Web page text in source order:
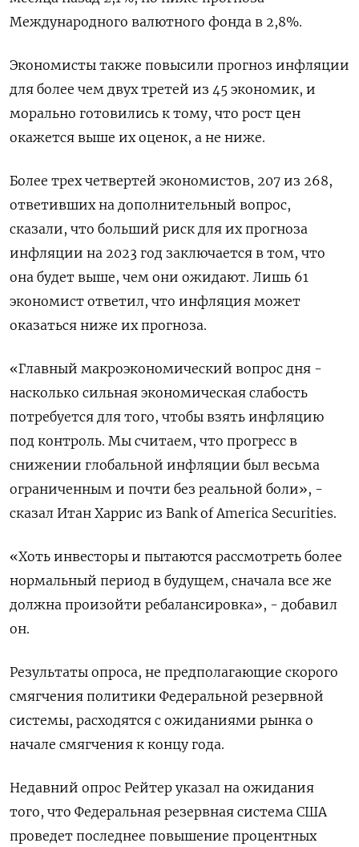
Международного валютного фонда в 2,8%.
Экономисты также повысили прогноз инфляции
для более чем двух третей из 45 экономик, и
морально готовились к тому, что рост цен
окажется выше их оценок, а не ниже.
Более трех четвертей экономистов, 207 из 268,
ответивших на дополнительный вопрос,
сказали, что больший риск для их прогноза
инфляции на 2023 год заключается в том, что
она будет выше, чем они ожидают. Лишь 61
экономист ответил, что инфляция может
оказаться ниже их прогноза.
«Главный макроэкономический вопрос дня -
насколько сильная экономическая слабость
потребуется для того, чтобы взять инфляцию
под контроль. Мы считаем, что прогресс в
снижении глобальной инфляции был весьма
ограниченным и почти без реальной боли», -
сказал Итан Харрис из Bank of America Securities.
«Хоть инвесторы и пытаются рассмотреть более
нормальный период в будущем, сначала все же
должна произойти ребалансировка», - добавил
он.
Результаты опроса, не предполагающие скорого
смягчения политики Федеральной резервной
системы, расходятся с ожиданиями рынка о
начале смягчения к концу года.
Недавний опрос Рейтер указал на ожидания
того, что Федеральная резервная система США
проведет последнее повышение процентных